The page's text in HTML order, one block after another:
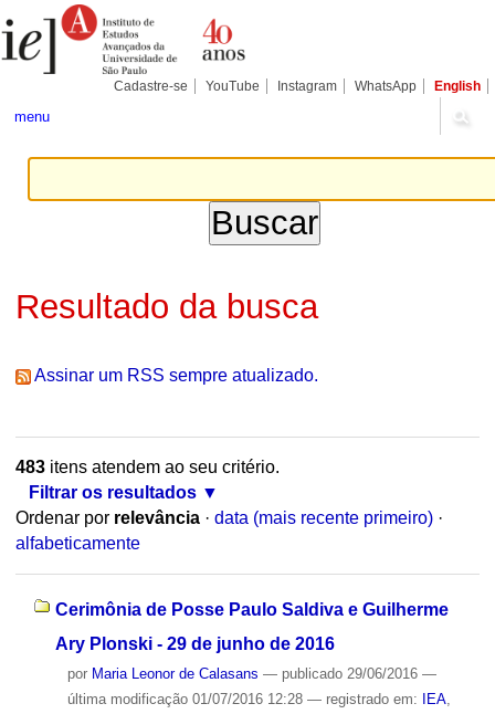
para
conteúdo.
Pessoais
Cadastre-se YouTube Instagram WhatsApp English
menu
Resultado da busca
Assinar um RSS sempre atualizado.
483itens atendem ao seu critério.
Filtrar os resultados
Ordenar por relevância · data (mais recente primeiro) ·
alfabeticamente
Cerimônia de Posse Paulo Saldiva e Guilherme
Ary Plonski - 29 de junho de 2016
por Maria Leonor de Calasans — publicado29/06/2016 —
última modificação01/07/2016 12:28 — registrado em: IEA,